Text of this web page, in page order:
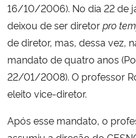
16/10/2006). No dia 22 de
deixou de ser diretorpro
de diretor, mas, dessa vez,
mandato de quatro anos
22/01/2008). O professor
eleito vice-diretor.
Após esse mandato, o